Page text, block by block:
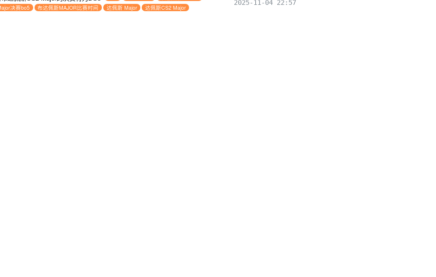
决赛bo5 布达佩斯MAJOR比赛时间 达佩斯 Major 达佩斯CS2 Major
2025-11-04 22:57